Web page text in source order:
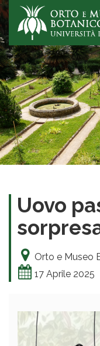
Uovo
Orto e Museo
17 Aprile 2025